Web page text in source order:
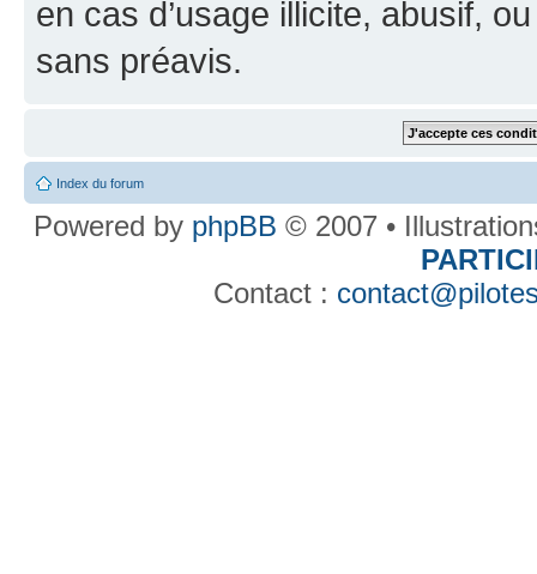
en cas d’usage illicite, abusif,
sans préavis.
Index du forum
Powered by phpBB © 2007 •
Contact :